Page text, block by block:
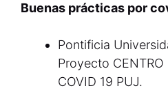
Buenas prácticas por
Pontificia
Proyecto CENTRO
COVID 19 PUJ.